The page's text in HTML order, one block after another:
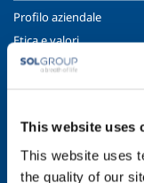
This website uses
This website uses
the quality of our
Profilo aziendale
Etica e valori
Sostenibilità
SOL per l'industria
Food & Beverage
Metal Production